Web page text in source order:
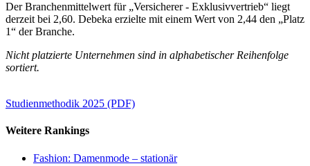
Der Branchenmittelwert für „Versicherer - Exklusivvertrieb“ liegt
derzeit bei 2,60. Debeka erzielte mit einem Wert von 2,44 den „Platz
1“ der Branche.
Nicht platzierte Unternehmen sind in alphabetischer Reihenfolge
sortiert.
Studienmethodik 2025 (PDF)
Weitere Rankings
Fashion: Damenmode – stationär